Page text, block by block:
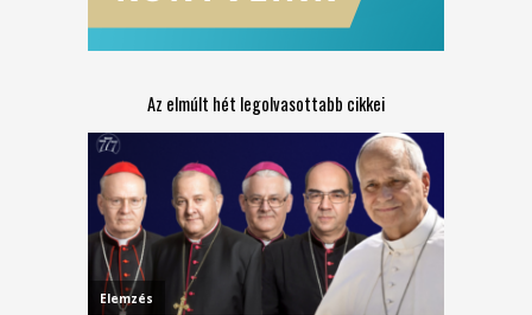
Az elmúlt hét legolvasottabb cikkei